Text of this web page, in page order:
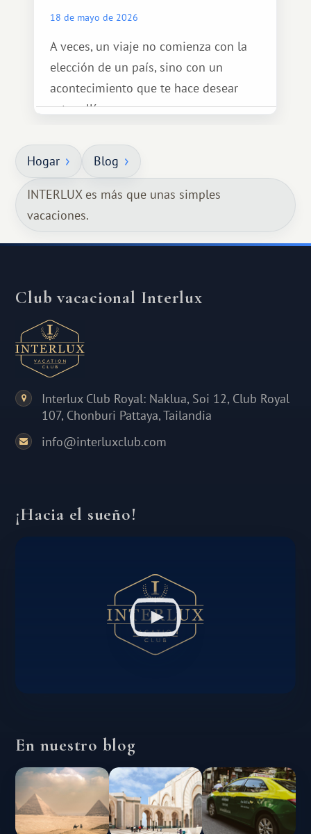
18 de mayo de 2026
A veces, un viaje no comienza con la
elección de un país, sino con un
acontecimiento que te hace desear
estar allí...
Hogar Blog
INTERLUX es más que unas simples
vacaciones.
Club vacacional Interlux
Interlux Club Royal: Naklua, Soi 12, Club Royal
107, Chonburi Pattaya, Tailandia
info@interluxclub.com
¡Hacia el sueño!
En nuestro blog